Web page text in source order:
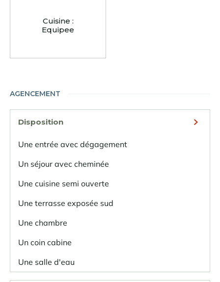
Cuisine :
Equipee
AGENCEMENT
Disposition
Une entrée avec dégagement
Un séjour avec cheminée
Une cuisine semi ouverte
Une terrasse exposée sud
Une chambre
Un coin cabine
Une salle d'eau